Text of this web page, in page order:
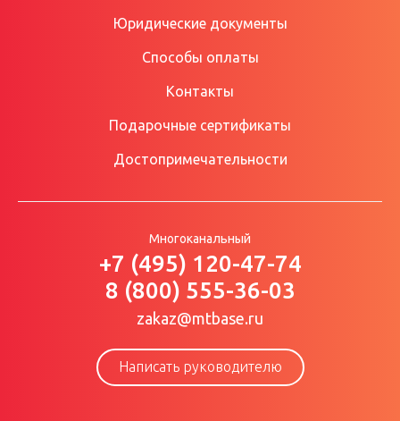
Юридические документы
Способы оплаты
Контакты
Подарочные сертификаты
Достопримечательности
Многоканальный
+7 (495) 120-47-74
8 (800) 555-36-03
zakaz@mtbase.ru
Написать руководителю